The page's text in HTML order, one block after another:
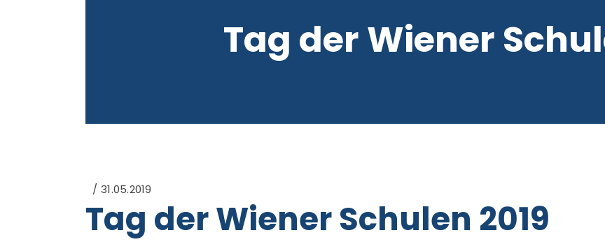
Tag der Wiener
31.05.2019
Tag der Wiener Schulen 2019